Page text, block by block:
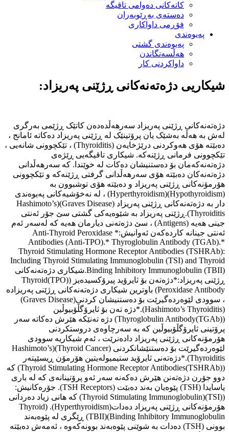
كاتەكانی دەوامی تاقیگە
دەستەی بەڕێوبەران
فۆڕمی داواكاری
پەیوەندی
پەیوەندی گشتی
هەڵسەنگاندن
داواكردنی كار
شیکاریی دژەتەنەکانی ڕژێنی پەریزاد:
دژەتەنەکانی ڕژێنی پەریزاد سەرهەڵدەدەن کاتێک ڕژێمی بەرگری
لەش بە هەڵە بەشێک یان پرۆتینێک لە ڕژێنی پەریزاد دەکاتە ئامانج ،
دەبێتە هۆی هەوکردنی درێژخایەن (Thyroiditis) ، تێکچوونی شانەیی ،
تێکچوونی فرمانی ڕژێنەکە. شیکاری تاقیگەیی ڕێژەی
دژەتەنەکەمان بۆ دەستنیشان دەکات لە خوێندا. کە سەرهەڵدانی
دژەتەنەکان دەبێتە هۆی سەرهەڵدانی گرفتی ڕژێنەکە و تێکچوونی
هۆرمۆنەکانی ڕژێنی پەریزاد و دەبێتە هۆی توشبوون بە
(Hypothyroidism)(Hyperthyroidism) ، لە نەخۆشیەکانی پەیوەندی
دار بە دژەتەنەکانی ڕژێنی پەریزاد (Graves Disease)(Hashimoto’s
Thyroiditis).ڕژێنی پەریزاد بە شێوەیەکی گشتی سێ جۆر ئەنتی
جینی هەیە (Antigens) ، سێ دژەتەنی دیارمان هەیە کە لەسەر ئەم
ئەنتی جینانە کاردەکەن ئەوانیش:* Anti-Thyroid Peroxidase
Antibodies (Anti-TPO).* Thyroglobulin Antibody (TGAb).*
Thyroid Stimulating Hormone Receptor Antibodies (TSHRAb):
Including Thyroid Stimulating Immunoglobulin (TSI) and Thyroid
Binding Inhibitory Immunoglobulin (TBII).شیکاری دژەتەنەکانی
ڕژێنی پەریزاد:*دژەتەن بۆ ثایرۆید پیرۆکسیدەیز ((TPO)Thyroid
Peroxidase Antibody) باوترین شیکاری دژەتەنەکانی ڕژێنی پەریزادە
، سوودی لێوەردەگیرێت بۆ دەستنیشان کردنی(Graves Disease)
(Hashimoto’s Thyroiditis).*دژە تەن بۆ ثایرۆگڵۆبیوڵین
((TGAb)Thyroglobulin Antibody) دژە تەنێکە هێرش دەکاتە سەر
پرۆتینی ثایرۆگڵۆبیوڵین کە بە سەرچاوەی دروستکردنی
هۆرمۆنەکانی ڕژێنی پەریزاد دادەنرێت ، ئەم شیکاریە سوودی
لێوەردەگیرێت بۆ دەستنێشانکردنی (Thyroid Cancer)(Hashimoto’s
Thyroiditis).*دژەتەنی ثایرۆید ستیمیولەیتین هۆرمۆن ڕیسێپتەر
((TSHRAb)Thyroid Stimulating Hormone Receptor Antibodies) کە
دوو جۆرن دژەتەنن هێرش دەکەنە سەر ئەو پرۆتینانەی کە لە باری
یاسایدا (TSH) پێوەیان بەند دەبێت (TSH Receptors). جۆرەکانیش:
((TSI)(Thyroid Stimulating Immunoglobulin) کە هانی زیاد دەردانی
هۆرمۆنەکانی ڕژێنی پەریزاد دەدات(Hyperthyroidism). (Thyroid
Binding Inhibitory Immunoglobulin)(TBII) ڕێگری لە پێوەبەند
بوونی (TSH) دەدات بە شوێنی پێوەبەند بوونەکەوە ، ئەمەش دەبێتە